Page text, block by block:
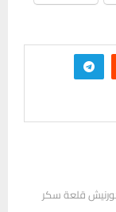
قلعة سكر